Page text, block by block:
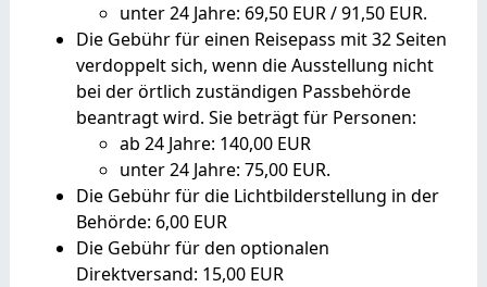
unter 24 Jahre: 69,50 EUR / 91,50 EUR.
Die Gebühr für einen Reisepass mit 32 Seiten
verdoppelt sich, wenn die Ausstellung nicht
bei der örtlich zuständigen Passbehörde
beantragt wird. Sie beträgt für Personen:
ab 24 Jahre: 140,00 EUR
unter 24 Jahre: 75,00 EUR.
Die Gebühr für die Lichtbilderstellung in der
Behörde: 6,00 EUR
Die Gebühr für den optionalen
Direktversand: 15,00 EUR